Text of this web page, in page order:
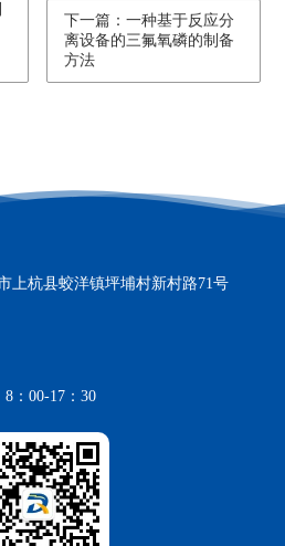
下一篇：一种基于反应分
离设备的三氟氧磷的制备
方法
上杭县蛟洋镇坪埔村新村路71号
：00-17：30